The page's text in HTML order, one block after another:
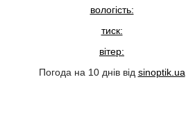
вологість:
тиск:
вітер:
Погода на 10 днів від sinoptik.ua